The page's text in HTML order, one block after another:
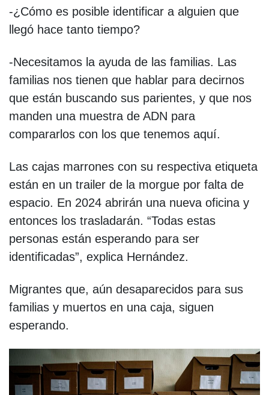
-¿Cómo es posible identificar a alguien que
llegó hace tanto tiempo?
-Necesitamos la ayuda de las familias. Las
familias nos tienen que hablar para decirnos
que están buscando sus parientes, y que nos
manden una muestra de ADN para
compararlos con los que tenemos aquí.
Las cajas marrones con su respectiva etiqueta
están en un trailer de la morgue por falta de
espacio. En 2024 abrirán una nueva oficina y
entonces los trasladarán. “Todas estas
personas están esperando para ser
identificadas”, explica Hernández.
Migrantes que, aún desaparecidos para sus
familias y muertos en una caja, siguen
esperando.